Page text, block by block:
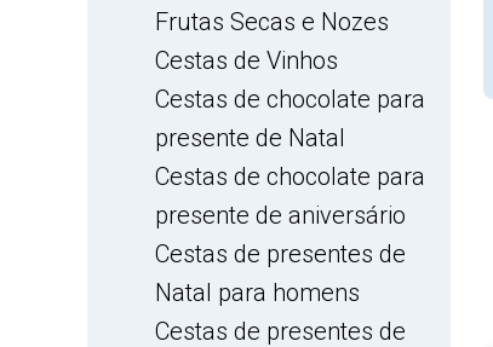
Frutas Secas e Nozes
Cestas de Vinhos
Cestas de chocolate para
presente de Natal
Cestas de chocolate para
presente de aniversário
Cestas de presentes de
Natal para homens
Cestas de presentes de